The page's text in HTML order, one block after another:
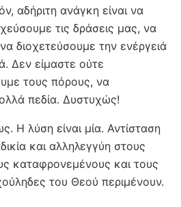
αδήριτη ανάγκη είναι να
τις δράσεις μας, να
διοχετεύσουμε την ενέργειά
Δεν είμαστε ούτε
τους πόρους, να
πεδία. Δυστυχώς!
Η λύση είναι μία. Αντίσταση
και αλληλεγγύη στους
καταφρονεμένους και τους
του Θεού περιμένουν.